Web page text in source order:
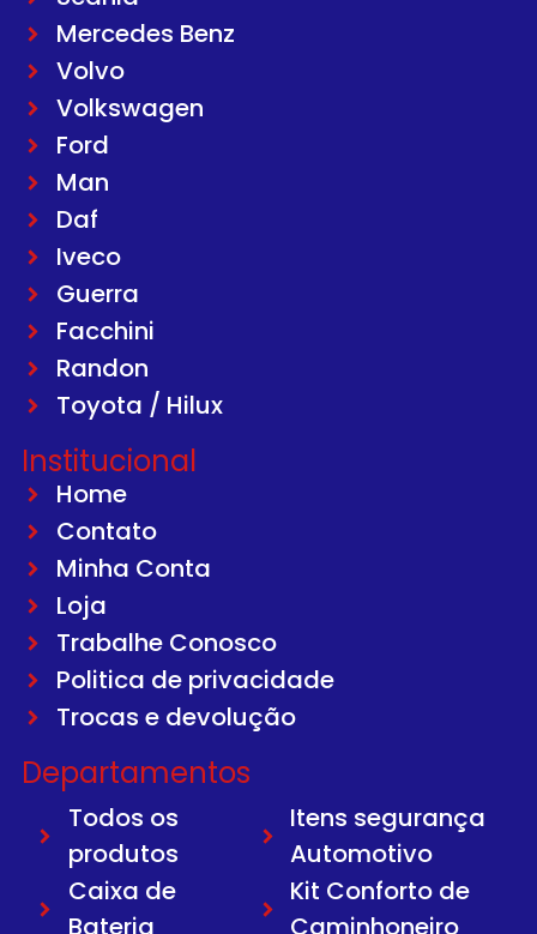
Mercedes Benz
Volvo
Volkswagen
Ford
Man
Daf
Iveco
Guerra
Facchini
Randon
Toyota / Hilux
Institucional
Home
Contato
Minha Conta
Loja
Trabalhe Conosco
Politica de privacidade
Trocas e devolução
Departamentos
Todos os
produtos
Caixa de
Bateria
Itens segurança
Automotivo
Kit Conforto de
Caminhoneiro